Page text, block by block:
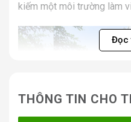
kiếm một môi trường làm
Đọc
THÔNG TIN CHO